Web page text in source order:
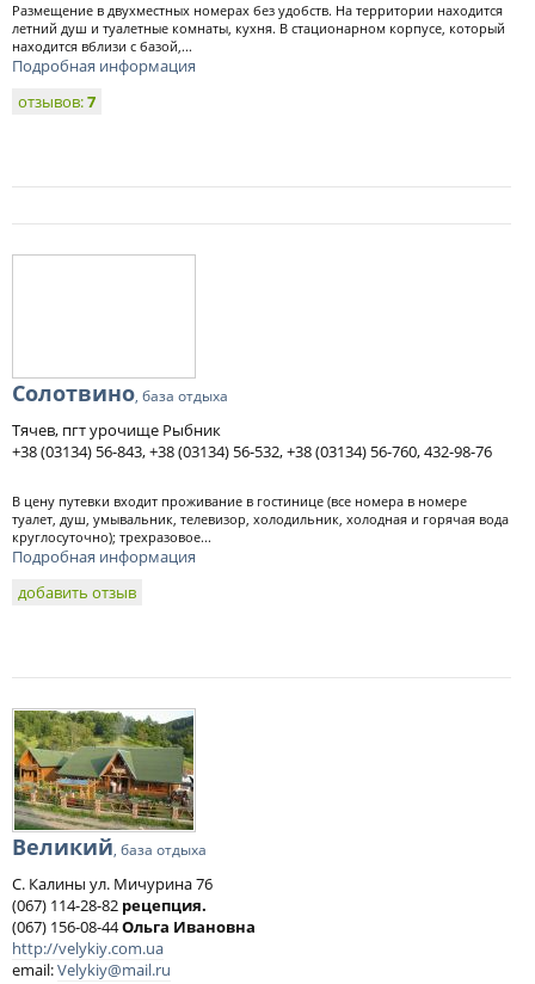
Размещение в двухместных номерах без удобств. На территории находится
летний душ и туалетные комнаты, кухня. В стационарном корпусе, который
находится вблизи с базой,...
Подробная информация
отзывов:7
Солотвино, база отдыха
Тячев, пгт урочище Рыбник
+38 (03134) 56-843, +38 (03134) 56-532, +38 (03134) 56-760, 432-98-76
В цену путевки входит проживание в гостинице (все номера в номере
туалет, душ, умывальник, телевизор, холодильник, холодная и горячая вода
круглосуточно); трехразовое...
Подробная информация
добавить отзыв
Великий, база отдыха
С. Калины ул. Мичурина 76
(067) 114-28-82 рецепция.
(067) 156-08-44Ольга Ивановна
http://velykiy.com.ua
email:Velykiy@mail.ru